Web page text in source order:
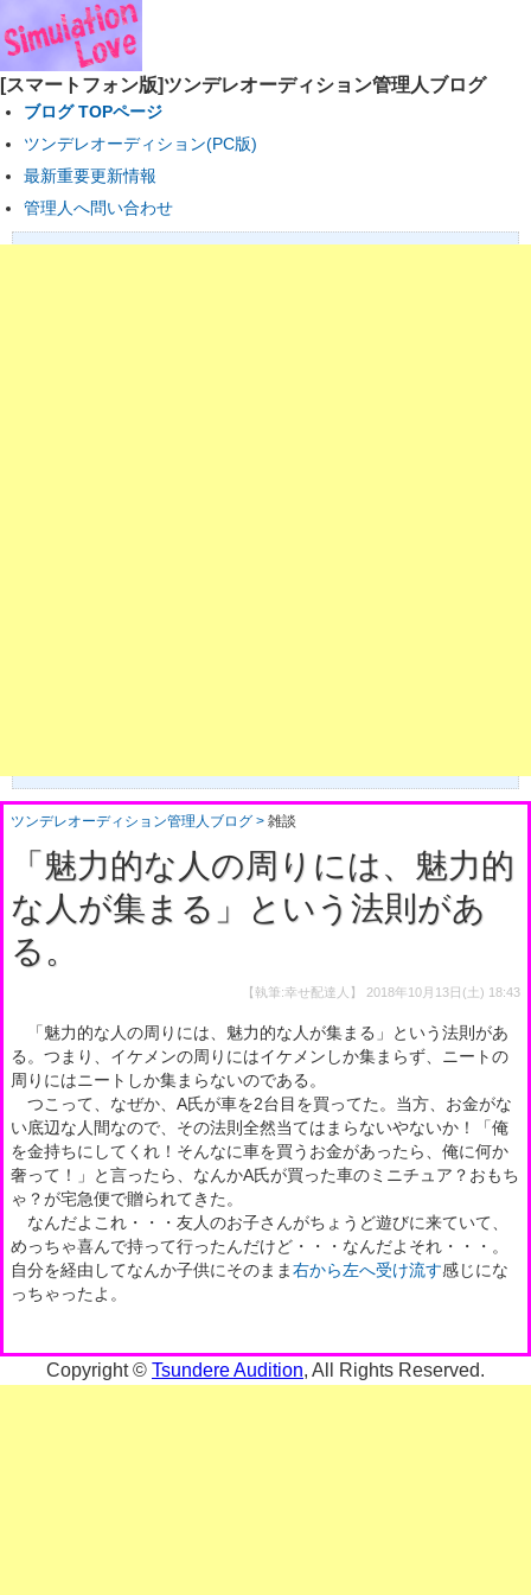
[スマートフォン版]ツンデレオーディション管理人ブログ
ブログ TOPページ
ツンデレオーディション(PC版)
最新重要更新情報
管理人へ問い合わせ
ツンデレオーディション管理人ブログ 雑談
「魅力的な人の周りには、魅力的
な人が集まる」という法則があ
る。
【執筆:幸せ配達人】 2018年10月13日(土) 18:43
「魅力的な人の周りには、魅力的な人が集まる」という法則があ
る。つまり、イケメンの周りにはイケメンしか集まらず、ニートの
周りにはニートしか集まらないのである。
つこって、なぜか、A氏が車を2台目を買ってた。当方、お金がな
い底辺な人間なので、その法則全然当てはまらないやないか！「俺
を金持ちにしてくれ！そんなに車を買うお金があったら、俺に何か
奢って！」と言ったら、なんかA氏が買った車のミニチュア？おもち
ゃ？が宅急便で贈られてきた。
なんだよこれ・・・友人のお子さんがちょうど遊びに来ていて、
めっちゃ喜んで持って行ったんだけど・・・なんだよそれ・・・。
自分を経由してなんか子供にそのまま右から左へ受け流す感じにな
っちゃったよ。
Copyright © Tsundere Audition, All Rights Reserved.